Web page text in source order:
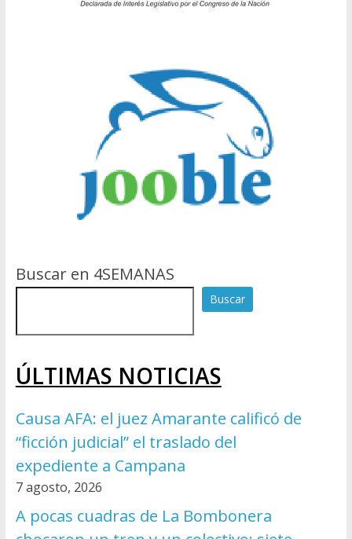
Buscar en 4SEMANAS
Buscar
ÚLTIMAS NOTICIAS
Causa AFA: el juez Amarante calificó de
“ficción judicial” el traslado del
expediente a Campana
7 agosto, 2026
A pocas cuadras de La Bombonera